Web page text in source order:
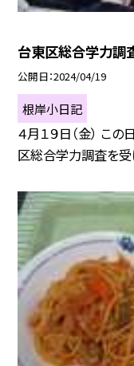
台東区総合学力調
公開日 2024/04/19
根岸小日記
４月１９日（金） こ
区総合学力調査を受